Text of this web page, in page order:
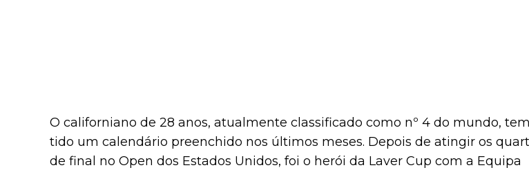
O californiano de 28 anos, atualmente classificado como nº 4 do mundo, tem
tido um calendário preenchido nos últimos meses. Depois de atingir os
de final no Open dos Estados Unidos, foi o herói da Laver Cup com a Equipa